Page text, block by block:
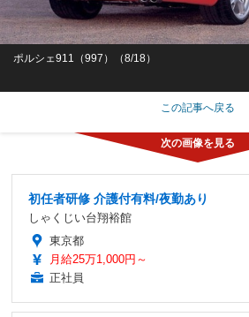
ポルシェ911（997）（8/18）
この記事へ戻る
初任者研修 介護付有料/夜勤あり
しゃくじい台翔裕館
東京都
月給25万1,000円～
正社員